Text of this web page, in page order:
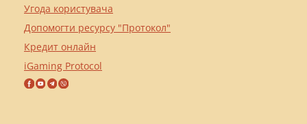
Угода користувача
Допомогти ресурсу "Протокол"
Кредит онлайн
iGaming Protocol